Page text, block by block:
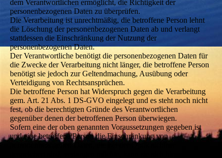
dem Verantwortlichen ermöglicht, die Richtigkeit der
personenbezogenen Daten zu überprüfen.
Die Verarbeitung ist unrechtmäßig, die betroffene Person lehnt
die Löschung der personenbezogenen Daten ab und verlangt
stattdessen die Einschränkung der Nutzung der
personenbezogenen Daten.
Der Verantwortliche benötigt die personenbezogenen Daten für
die Zwecke der Verarbeitung nicht länger, die betroffene Person
benötigt sie jedoch zur Geltendmachung, Ausübung oder
Verteidigung von Rechtsansprüchen.
Die betroffene Person hat Widerspruch gegen die Verarbeitung
gem. Art. 21 Abs. 1 DS-GVO eingelegt und es steht noch nicht
fest, ob die berechtigten Gründe des Verantwortlichen
gegenüber denen der betroffenen Person überwiegen.
Sofern eine der oben genannten Voraussetzungen gegeben ist
und eine betroffene Person die Einschränkung von
personenbezogenen Daten, die bei der Optik sichtbar